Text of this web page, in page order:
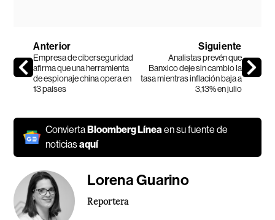
Anterior
Empresa de ciberseguridad
afirma que una herramienta
de espionaje china opera en
13 países
Siguiente
Analistas prevén que
Banxico deje sin cambio la
tasa mientras inflación baja a
3,13% en julio
ConviertaBloomberg Líneaen su fuente de
noticiasaquí
Lorena Guarino
Reportera